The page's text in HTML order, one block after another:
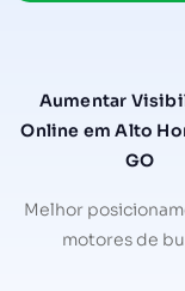
Aumentar
Online em Alto
GO
Melhor
motores de